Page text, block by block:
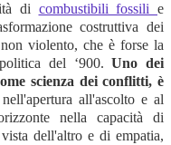
di combustibili fossili e
costruttiva dei
violento, che è forse la
del ‘900.Uno dei
scienza dei conflitti, è
all'ascolto e al
nella capacità di
dell'altro e di empatia,